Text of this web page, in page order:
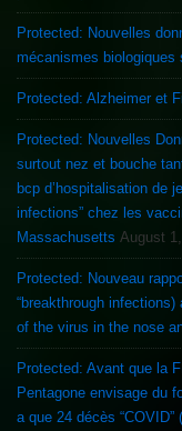
Protected: Nouvelles
Protected: Alzheimer et
Protected: Nouvelles
surtout nez et bouche
bcp d’hospitalisation de
infections” chez les
Massachusetts August
Protected: Nouveau
“breakthrough
of the virus in the nose
Protected: Avant que la
Pentagone envisage du
a que 24 décès